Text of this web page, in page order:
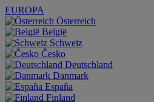
EUROPA
Österreich
België
Schweiz
Česko
Deutschland
Danmark
España
Finland